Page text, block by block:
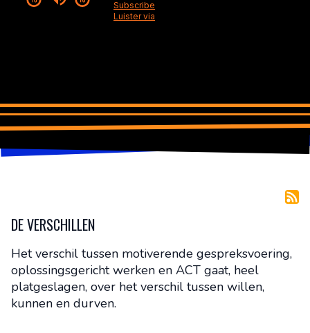
DE VERSCHILLEN
Het verschil tussen motiverende gespreksvoering,
oplossingsgericht werken en ACT gaat, heel
platgeslagen, over het verschil tussen willen,
kunnen en durven.